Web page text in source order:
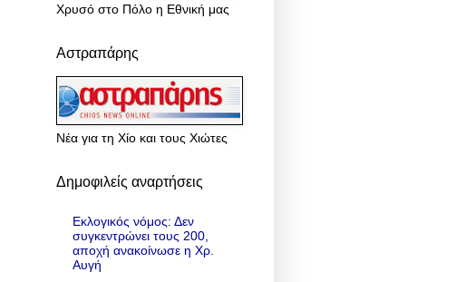
Χρυσό στο Πόλο η Εθνική μας
Αστραπάρης
Νέα για τη Χίο και τους Χιώτες
Δημοφιλείς αναρτήσεις
Εκλογικός νόμος: Δεν
συγκεντρώνει τους 200,
αποχή ανακοίνωσε η Χρ.
Αυγή